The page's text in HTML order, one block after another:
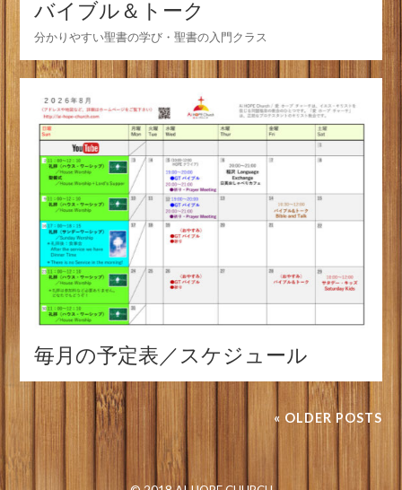
バイブル＆トーク
分かりやすい聖書の学び・聖書の入門クラス
毎月の予定表／スケジュール
« OLDER POSTS